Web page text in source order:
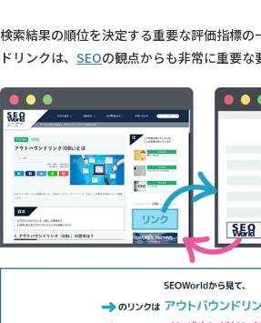
検索結果の順位を決定する重要な評価指標の
ドリンクは、 SEOの観点からも非常に重要な